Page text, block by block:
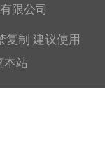
限公司
制 建议使用
本站